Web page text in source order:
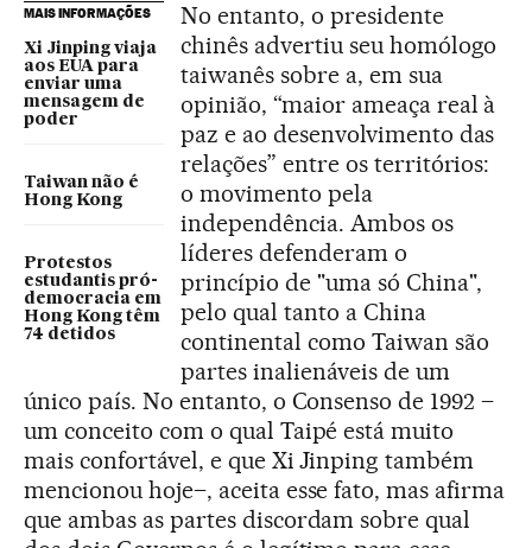
MAIS INFORMAÇÕES
Xi Jinping viaja
aos EUA para
enviar uma
mensagem de
poder
Taiwan não é
Hong Kong
Protestos
estudantis pró-
democracia em
Hong Kong têm
74 detidos
No entanto, o presidente
chinês advertiu seu homólogo
taiwanês sobre a, em sua
opinião, “maior ameaça real à
paz e ao desenvolvimento das
relações” entre os territórios:
o movimento pela
independência. Ambos os
líderes defenderam o
princípio de "uma só China",
pelo qual tanto a China
continental como Taiwan são
partes inalienáveis de um
único país. No entanto, o Consenso de 1992 –
um conceito com o qual Taipé está muito
mais confortável, e que Xi Jinping também
mencionou hoje–, aceita esse fato, mas afirma
que ambas as partes discordam sobre qual